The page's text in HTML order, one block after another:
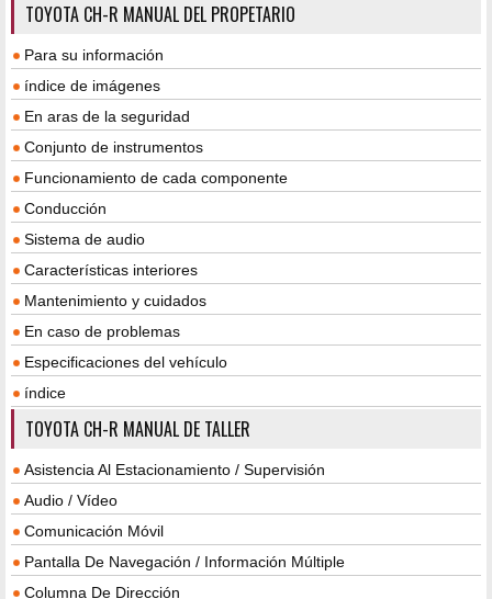
TOYOTA CH-R MANUAL DEL PROPETARIO
Para su información
índice de imágenes
En aras de la seguridad
Conjunto de instrumentos
Funcionamiento de cada componente
Conducción
Sistema de audio
Características interiores
Mantenimiento y cuidados
En caso de problemas
Especificaciones del vehículo
índice
TOYOTA CH-R MANUAL DE TALLER
Asistencia Al Estacionamiento / Supervisión
Audio / Vídeo
Comunicación Móvil
Pantalla De Navegación / Información Múltiple
Columna De Dirección